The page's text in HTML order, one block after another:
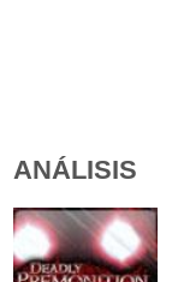
ANÁLISIS